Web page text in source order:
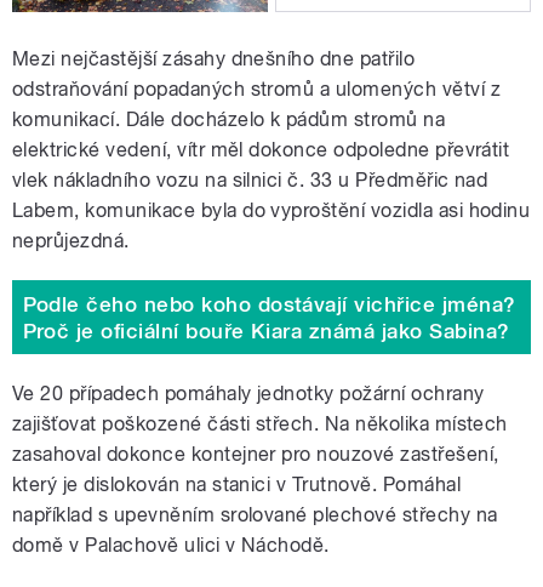
Mezi nejčastější zásahy dnešního dne patřilo
odstraňování popadaných stromů a ulomených větví z
komunikací. Dále docházelo k pádům stromů na
elektrické vedení, vítr měl dokonce odpoledne převrátit
vlek nákladního vozu na silnici č. 33 u Předměřic nad
Labem, komunikace byla do vyproštění vozidla asi hodinu
neprůjezdná.
Podle čeho nebo koho dostávají vichřice jména?
Proč je oficiální bouře Kiara známá jako Sabina?
Ve 20 případech pomáhaly jednotky požární ochrany
zajišťovat poškozené části střech. Na několika místech
zasahoval dokonce kontejner pro nouzové zastřešení,
který je dislokován na stanici v Trutnově. Pomáhal
například s upevněním srolované plechové střechy na
domě v Palachově ulici v Náchodě.